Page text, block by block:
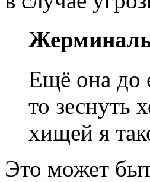
Ещё она до
то зеснуть
хищей я
Это может